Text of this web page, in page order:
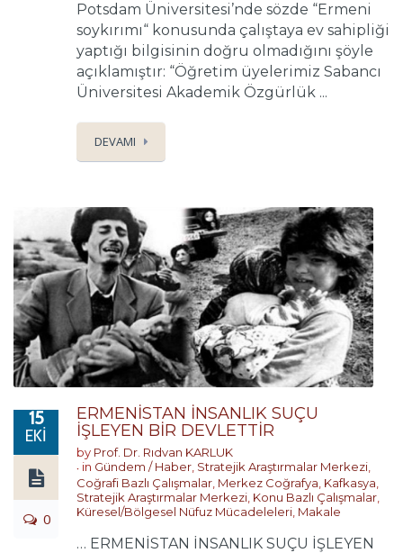
Potsdam Üniversitesi’nde sözde “Ermeni
soykırımı“ konusunda çalıştaya ev sahipliği
yaptığı bilgisinin doğru olmadığını şöyle
açıklamıştır: “Öğretim üyelerimiz Sabancı
Üniversitesi Akademik Özgürlük ...
DEVAMI
15
EKI
0
ERMENİSTAN İNSANLIK SUÇU
İŞLEYEN BİR DEVLETTİR
by Prof. Dr. Rıdvan KARLUK
in Gündem / Haber Stratejik Araştırmalar Merkezi
Coğrafi Bazlı Çalışmalar Merkez Coğrafya Kafkasya
Stratejik Araştırmalar Merkezi Konu Bazlı Çalışmalar
Küresel/Bölgesel Nüfuz Mücadeleleri Makale
… ERMENİSTAN İNSANLIK SUÇU İŞLEYEN